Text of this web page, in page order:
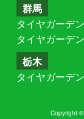
群馬
タイヤガーデ
タイヤガーデ
栃木
タイヤガーデ
Copyright